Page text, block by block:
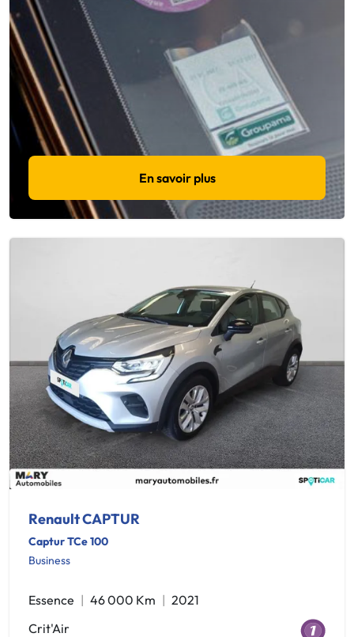
En savoir plus
Renault CAPTUR
Captur TCe 100
Business
Essence 46 000 Km
2021
Crit'Air